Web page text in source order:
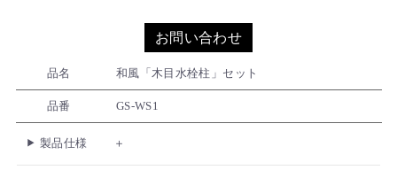
お問い合わせ
品名 和風「木目水栓柱」セット
品番 GS-WS1
製品仕様